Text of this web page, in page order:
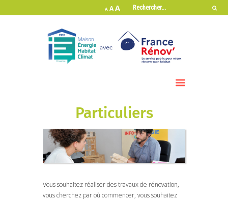
A AA
Particuliers
Vous souhaitez réaliser des travaux de rénovation,
vous cherchez par où commencer, vous souhaitez